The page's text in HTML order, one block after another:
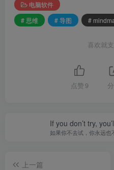
电脑软件
# 思维
# 导图 #
喜欢就
点赞 9
If you don’t try,
如果你不去试，你永远
上一篇